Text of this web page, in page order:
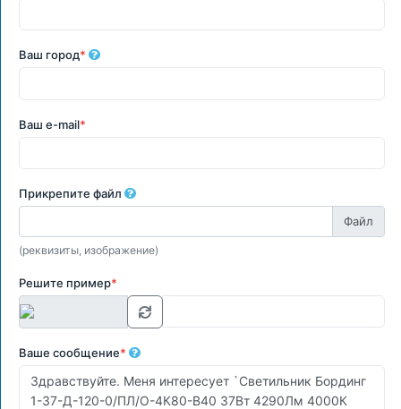
Ваш город*
Ваш e-mail*
Прикрепите файл
(реквизиты, изображение)
Решите пример*
Ваше сообщение*